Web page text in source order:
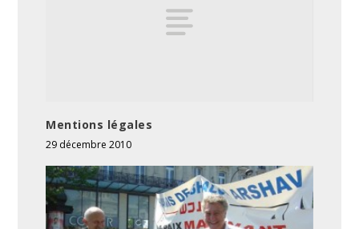
Mentions légales
29 décembre 2010